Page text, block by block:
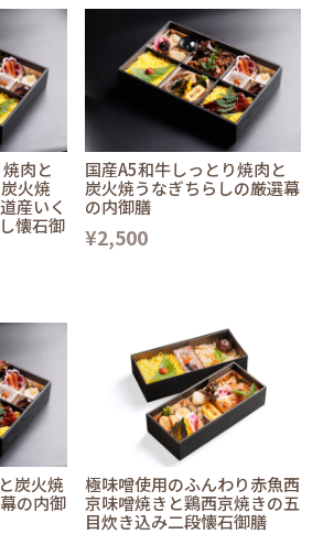
肉と
火焼
産いく
懐石御
国産A5和牛しっとり焼肉と
炭火焼うなぎちらしの厳選幕
の内御膳
¥2,500
炭火焼
の内御
極味噌使用のふんわり赤魚西
京味噌焼きと鶏西京焼きの五
目炊き込み二段懐石御膳